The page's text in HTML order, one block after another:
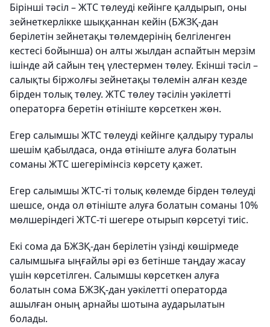
Бірінші тәсіл – ЖТС төлеуді кейінге қалдырып, оны
зейнеткерлікке шыққаннан кейін (БЖЗҚ-дан
берілетін зейнетақы төлемдерінің белгіленген
кестесі бойынша) он алты жылдан аспайтын мерзім
ішінде ай сайын тең үлестермен төлеу. Екінші тәсіл –
салықты біржолғы зейнетақы төлемін алған кезде
бірден толық төлеу. ЖТС төлеу тәсілін уәкілетті
операторға беретін өтініште көрсеткен жөн.
Егер салымшы ЖТС төлеуді кейінге қалдыру туралы
шешім қабылдаса, онда өтініште алуға болатын
соманы ЖТС шегерімінсіз көрсету қажет.
Егер салымшы ЖТС-ті толық көлемде бірден төлеуді
шешсе, онда ол өтініште алуға болатын соманы 10%
мөлшеріндегі ЖТС-ті шегере отырып көрсетуі тиіс.
Екі сома да БЖЗҚ-дан берілетін үзінді көшірмеде
салымшыға ыңғайлы әрі өз бетінше таңдау жасау
үшін көрсетілген. Салымшы көрсеткен алуға
болатын сома БЖЗҚ-дан уәкілетті операторда
ашылған оның арнайы шотына аударылатын
болады.